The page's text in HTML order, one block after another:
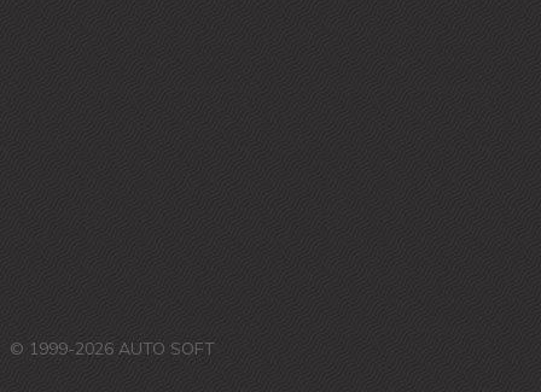
© 1999-2026 AUTO SOFT